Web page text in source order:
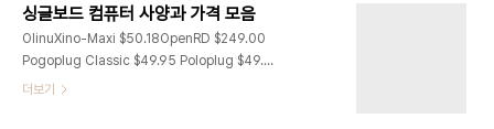
싱글보드 컴퓨터 사양과 가격 모음
OlinuXino-Maxi $50.18OpenRD $249.00
Pogoplug Classic $49.95 Poloplug $49.95
Pogoplug Series 4 $99.95 SheevaPlug
더보기